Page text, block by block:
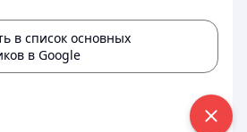
в список основных
в Google